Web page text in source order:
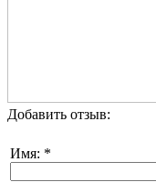
Добавить отзыв:
Имя: *